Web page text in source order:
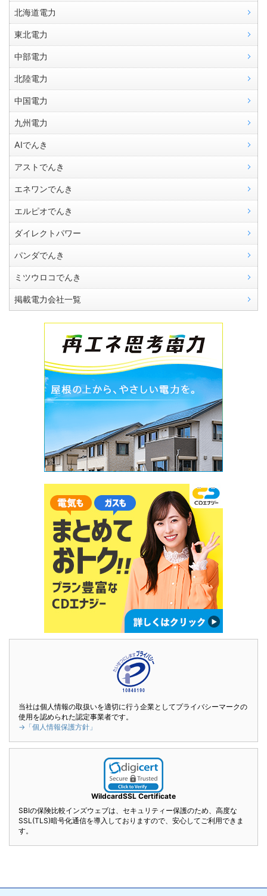
北海道電力
東北電力
中部電力
北陸電力
中国電力
九州電力
AIでんき
アストでんき
エネワンでんき
エルピオでんき
ダイレクトパワー
パンダでんき
ミツウロコでんき
掲載電力会社一覧
当社は個人情報の取扱いを適切に行う企業としてプライバシーマークの
使用を認められた認定事業者です。
→「個人情報保護方針」
WildcardSSL Certificate
SBIの保険比較インズウェブは、セキュリティー保護のため、高度な
SSL(TLS)暗号化通信を導入しておりますので、安心してご利用できま
す。